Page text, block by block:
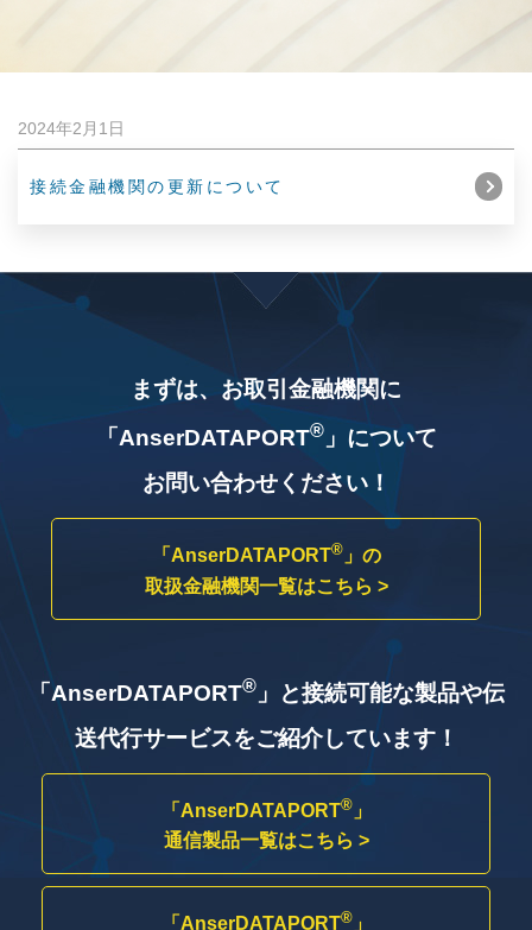
2024年2月1日
接続金融機関の更新について
まずは、お取引金融機関に
「AnserDATAPORT®」について
お問い合わせください！
「AnserDATAPORT®」の
取扱金融機関一覧はこちら >
「AnserDATAPORT®」と接続可能な製品や伝
送代行サービスをご紹介しています！
「AnserDATAPORT®」
通信製品一覧はこちら >
「AnserDATAPORT®」